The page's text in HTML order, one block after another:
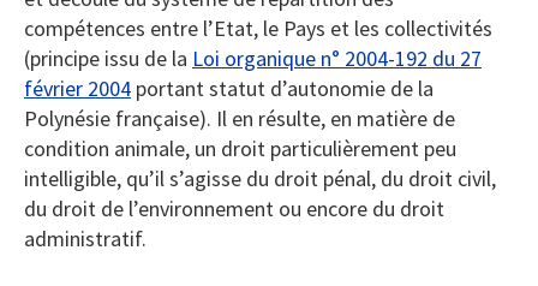
compétences entre l’Etat, le Pays et les collectivités
(principe issu de la Loi organique n° 2004-192 du 27
février 2004 portant statut d’autonomie de la
Polynésie française). Il en résulte, en matière de
condition animale, un droit particulièrement peu
intelligible, qu’il s’agisse du droit pénal, du droit civil,
du droit de l’environnement ou encore du droit
administratif.